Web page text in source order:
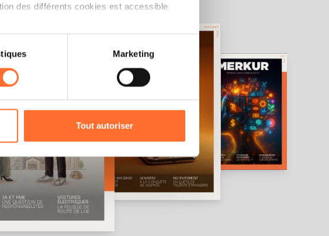
des différents cookies est accessible
de vidéos, partage sur les réseaux
Politique de protection des données
Marketing
Tout autoriser